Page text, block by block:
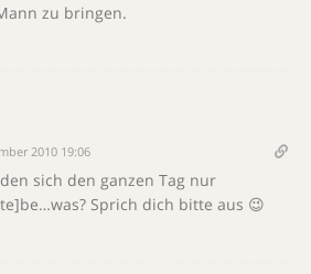
zu bringen.
2010 19:06
sich den ganzen Tag nur
Sprich dich bitte aus 😉